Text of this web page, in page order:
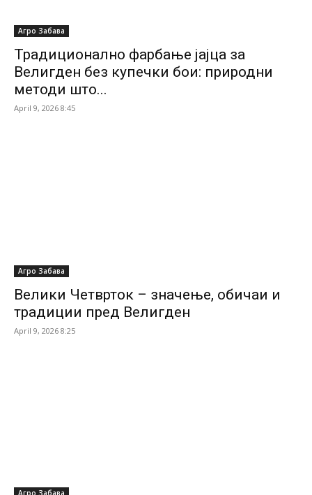
Агро Забава
Традиционално фарбање јајца за
Велигден без купечки бои: природни
методи што...
April 9, 2026 8:45
Агро Забава
Велики Четврток – значење, обичаи и
традиции пред Велигден
April 9, 2026 8:25